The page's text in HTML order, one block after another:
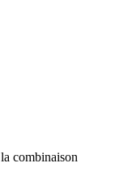
combinaison